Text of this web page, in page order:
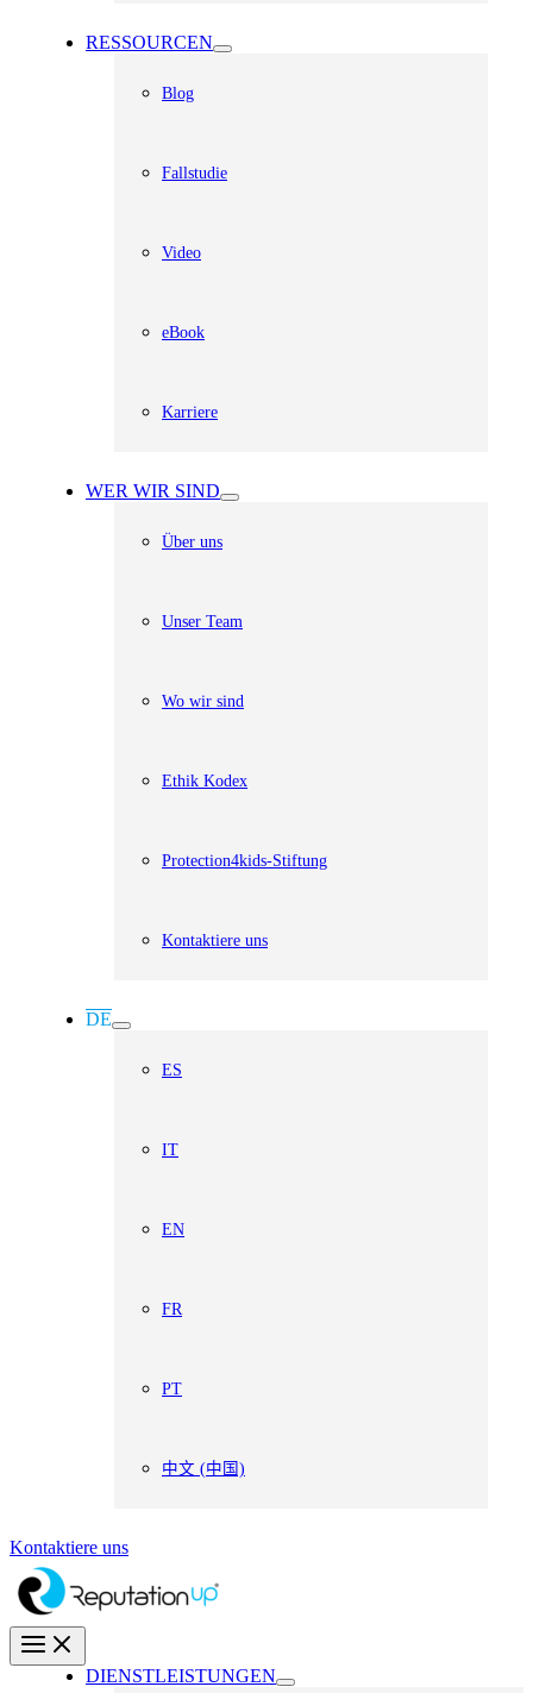
RESSOURCEN
Blog
Fallstudie
Video
eBook
Karriere
WER WIR SIND
Über uns
Unser Team
Wo wir sind
Ethik Kodex
Protection4kids-Stiftung
Kontaktiere uns
DE
ES
IT
EN
FR
PT
中文 (中国)
Kontaktiere uns
DIENSTLEISTUNGEN